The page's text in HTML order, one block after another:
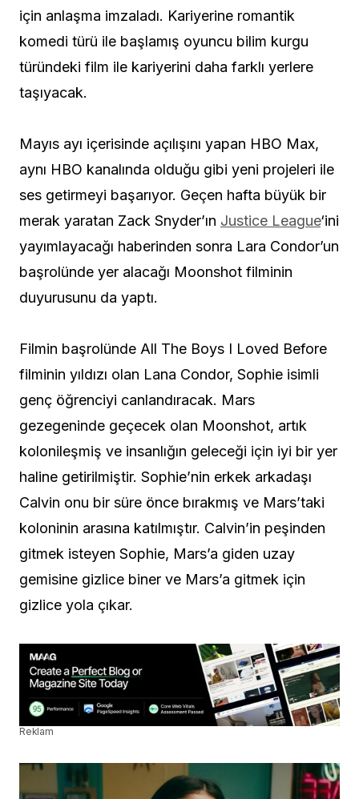
için anlaşma imzaladı. Kariyerine romantik
komedi türü ile başlamış oyuncu bilim kurgu
türündeki film ile kariyerini daha farklı yerlere
taşıyacak.
Mayıs ayı içerisinde açılışını yapan HBO Max,
aynı HBO kanalında olduğu gibi yeni projeleri ile
ses getirmeyi başarıyor. Geçen hafta büyük bir
merak yaratan Zack Snyder’ın Justice League‘ini
yayımlayacağı haberinden sonra Lara Condor’un
başrolünde yer alacağı Moonshot filminin
duyurusunu da yaptı.
Filmin başrolünde All The Boys I Loved Before
filminin yıldızı olan Lana Condor, Sophie isimli
genç öğrenciyi canlandıracak. Mars
gezegeninde geçecek olan Moonshot, artık
kolonileşmiş ve insanlığın geleceği için iyi bir yer
haline getirilmiştir. Sophie’nin erkek arkadaşı
Calvin onu bir süre önce bırakmış ve Mars’taki
koloninin arasına katılmıştır. Calvin’in peşinden
gitmek isteyen Sophie, Mars’a giden uzay
gemisine gizlice biner ve Mars’a gitmek için
gizlice yola çıkar.
Reklam